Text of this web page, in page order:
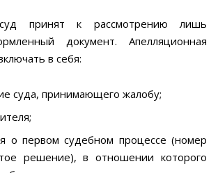
принят к рассмотрению лишь
документ. Апелляционная
в себя:
суда, принимающего жалобу;
о первом судебном процессе (номер
решение), в отношении которого